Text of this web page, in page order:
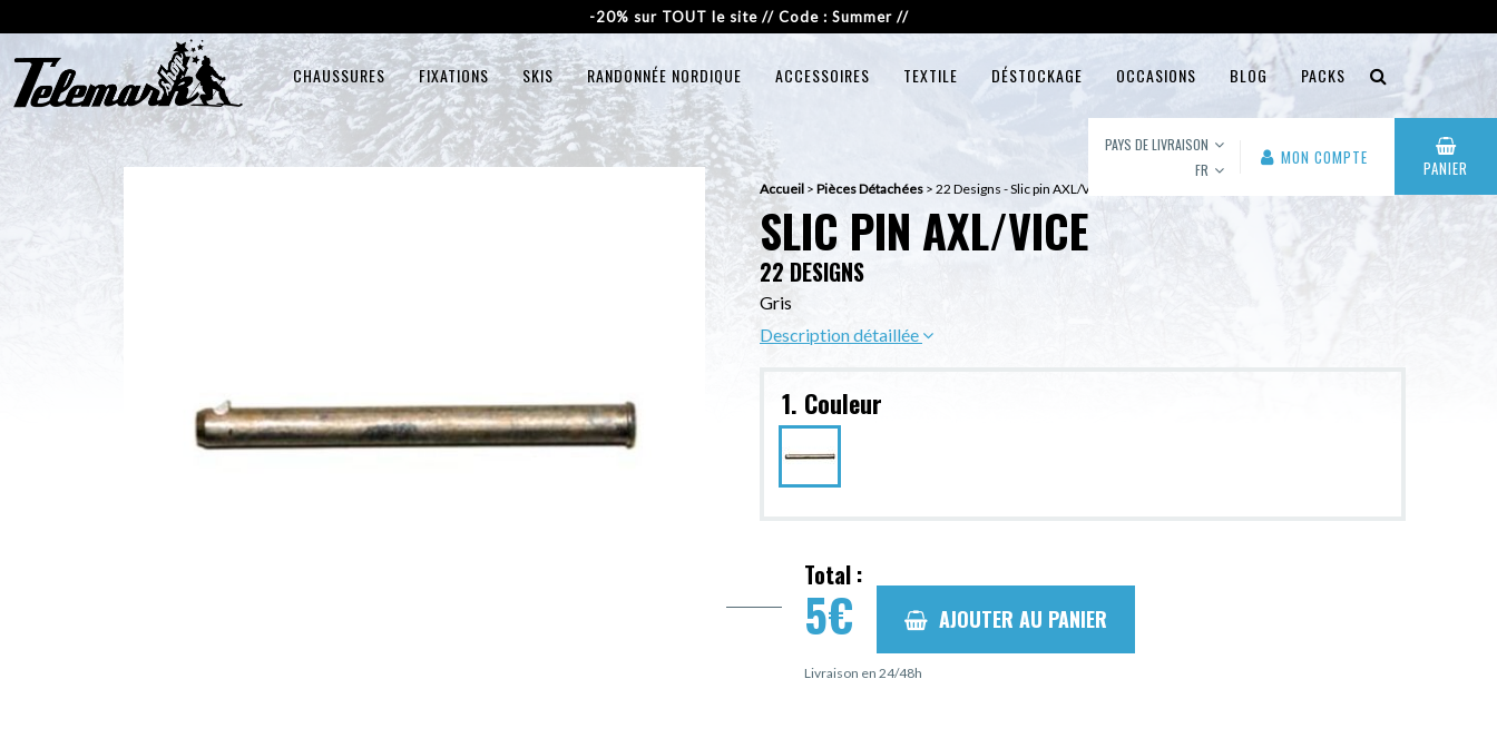
-20% sur TOUT le site // Code : Summer //
CHAUSSURES FIXATIONS SKIS RANDONNÉE NORDIQUE ACCESSOIRES TEXTILE DÉSTOCKAGE OCCASIONS BLOG PACKS
PAYS DE LIVRAISON
FR
MON COMPTE PANIER
Accueil > Pièces Détachées > 22 Designs - Slic pin AXL/VICE
SLIC PIN AXL/VICE
22 DESIGNS
Gris
Description détaillée
1. Couleur
Total :
5€ AJOUTER AU PANIER
Livraison en 24/48h